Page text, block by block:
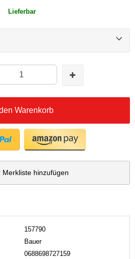
Lieferbar
Warenkorb
Merkliste hinzufügen
157790
Bauer
0688698727159